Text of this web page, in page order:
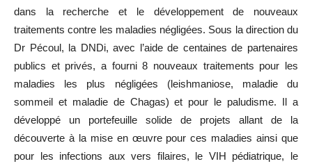
dans la recherche et le développement de nouveaux
traitements contre les maladies négligées. Sous la direction du
Dr Pécoul, la DNDi, avec l’aide de centaines de partenaires
publics et privés, a fourni 8 nouveaux traitements pour les
maladies les plus négligées (leishmaniose, maladie du
sommeil et maladie de Chagas) et pour le paludisme. Il a
développé un portefeuille solide de projets allant de la
découverte à la mise en œuvre pour ces maladies ainsi que
pour les infections aux vers filaires, le VIH pédiatrique, le